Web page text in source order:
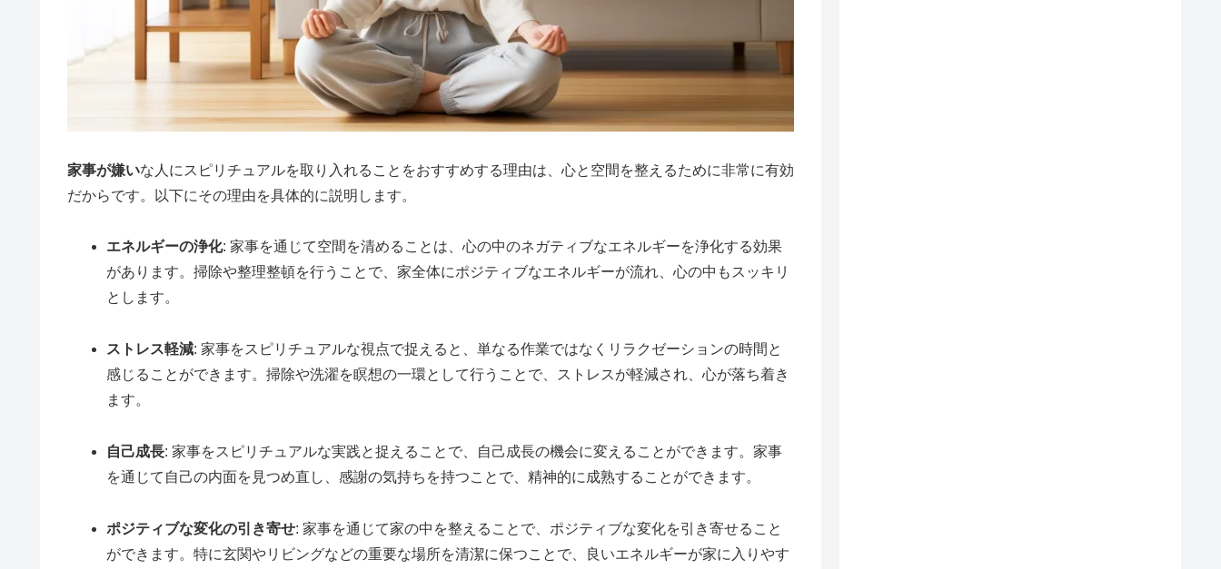
家事が嫌いな人にスピリチュアルを取り入れることをおすすめする理由は、心と空間を整えるために非常に有効
だからです。以下にその理由を具体的に説明します。
エネルギーの浄化: 家事を通じて空間を清めることは、心の中のネガティブなエネルギーを浄化する効果
があります。掃除や整理整頓を行うことで、家全体にポジティブなエネルギーが流れ、心の中もスッキリ
とします。
ストレス軽減: 家事をスピリチュアルな視点で捉えると、単なる作業ではなくリラクゼーションの時間と
感じることができます。掃除や洗濯を瞑想の一環として行うことで、ストレスが軽減され、心が落ち着き
ます。
自己成長: 家事をスピリチュアルな実践と捉えることで、自己成長の機会に変えることができます。家事
を通じて自己の内面を見つめ直し、感謝の気持ちを持つことで、精神的に成熟することができます。
ポジティブな変化の引き寄せ: 家事を通じて家の中を整えることで、ポジティブな変化を引き寄せること
ができます。特に玄関やリビングなどの重要な場所を清潔に保つことで、良いエネルギーが家に入りやす